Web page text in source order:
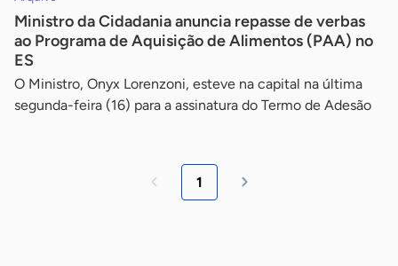
Ministro da Cidadania anuncia repasse de verbas
ao Programa de Aquisição de Alimentos (PAA) no
ES
O Ministro, Onyx Lorenzoni, esteve na capital na última
segunda-feira (16) para a assinatura do Termo de Adesão
1